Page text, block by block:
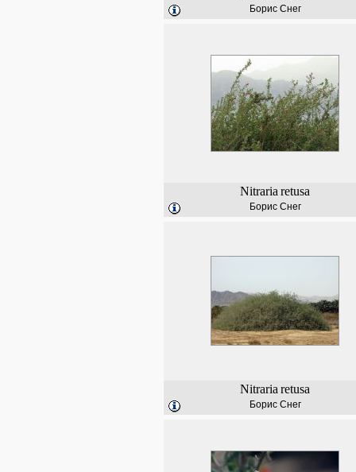
Борис Снег
Nitraria retusa
Борис Снег
Nitraria retusa
Борис Снег